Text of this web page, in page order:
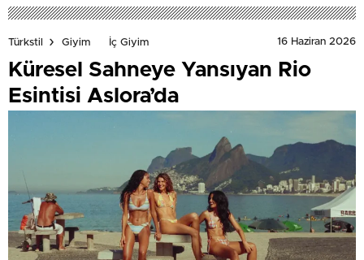
Türkstil Giyim İç Giyim 16 Haziran 2026
Küresel Sahneye Yansıyan Rio
Esintisi Aslora’da